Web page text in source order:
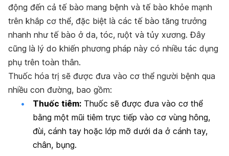
động đến cả tế bào mang bệnh và tế bào khỏe mạnh
trên khắp cơ thể, đặc biệt là các tế bào tăng trưởng
nhanh như tế bào ở da, tóc, ruột và tủy xương. Đây
cũng là lý do khiến phương pháp này có nhiều tác dụng
phụ trên toàn thân.
Thuốc hóa trị sẽ được đưa vào cơ thể người bệnh qua
nhiều con đường, bao gồm:
Thuốc tiêm: Thuốc sẽ được đưa vào cơ thể
bằng một mũi tiêm trực tiếp vào cơ vùng hông,
đùi, cánh tay hoặc lớp mỡ dưới da ở cánh tay,
chân, bụng.